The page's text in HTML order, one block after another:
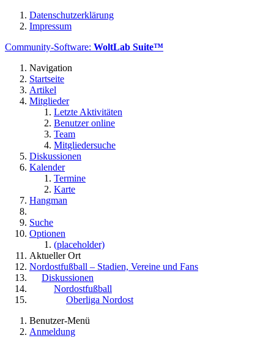
Datenschutzerklärung
Impressum
Community-Software: WoltLab Suite™
Navigation
Startseite
Artikel
Mitglieder
Letzte Aktivitäten
Benutzer online
Team
Mitgliedersuche
Diskussionen
Kalender
Termine
Karte
Hangman
Suche
Optionen
(placeholder)
Aktueller Ort
Nordostfußball – Stadien, Vereine und Fans
Diskussionen
Nordostfußball
Oberliga Nordost
Benutzer-Menü
Anmeldung